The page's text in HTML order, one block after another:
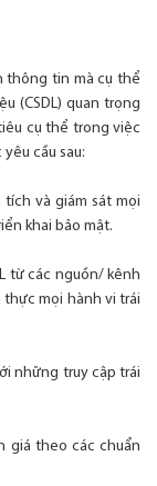
thông tin mà cụ thể
(CSDL) quan trọng
cụ thể trong việc
cầu sau:
tích và giám sát mọi
khai bảo mật.
từ các nguồn/ kênh
mọi hành vi trái
những truy cập trái
giá theo các chuẩn